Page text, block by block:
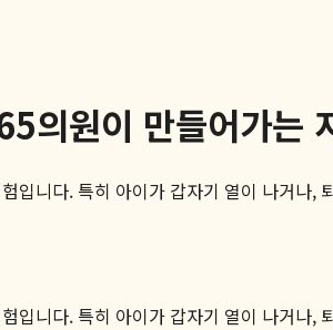
의원이 만들어가는
니다. 특히 아이가 갑자기 열이 나거나,
니다. 특히 아이가 갑자기 열이 나거나,